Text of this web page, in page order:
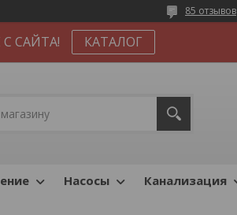
85 отзывов
САЙТА! КАТАЛОГ
Насосы Канализация